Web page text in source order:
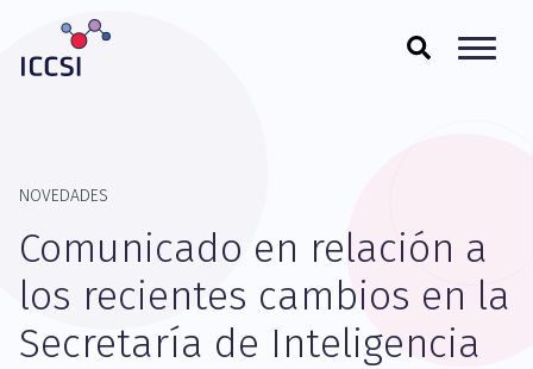
NOVEDADES
Comunicado en relación a
los recientes cambios en la
Secretaría de Inteligencia